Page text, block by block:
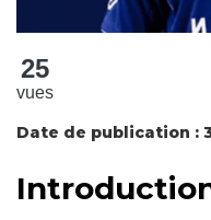
25
vues
Date de publication :